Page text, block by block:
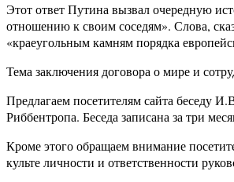
Этот ответ Путина вызвал очередную
отношению к своим соседям». Слова,
«краеугольным камням порядка
Тема заключения договора о мире и
Предлагаем посетителям сайта беседу
Риббентропа. Беседа записана за три
Кроме этого обращаем внимание
культе личности и ответственности